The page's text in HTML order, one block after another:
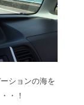
ションの海を
・！